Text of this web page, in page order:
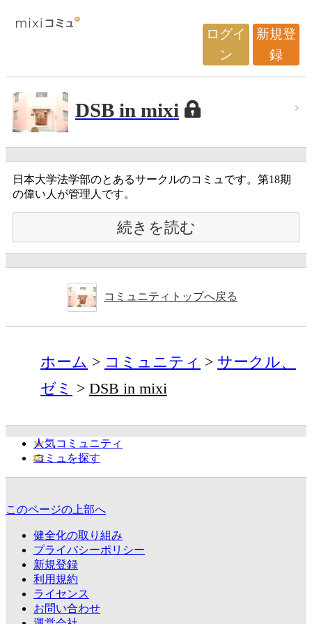
ログイ
ン
新規登
録
DSB in mixi
日本大学法学部のとあるサークルのコミュです。第18期
の偉い人が管理人です。
続きを読む
コミュニティトップへ戻る
ホーム コミュニティ
サークル、
ゼミ
DSB in mixi
人気コミュニティ
コミュを探す
このページの上部へ
健全化の取り組み
プライバシーポリシー
新規登録
利用規約
ライセンス
お問い合わせ